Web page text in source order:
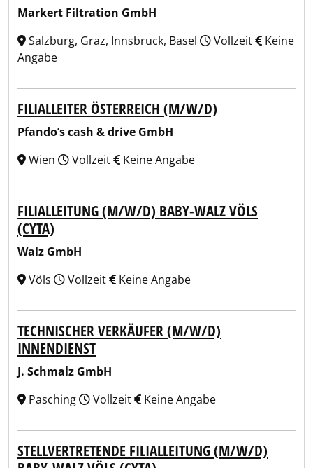
Markert Filtration GmbH
Salzburg, Graz, Innsbruck, Basel
Vollzeit
Keine
Angabe
FILIALLEITER ÖSTERREICH (M/W/D)
Pfando’s cash & drive GmbH
Wien
Vollzeit Keine Angabe
FILIALLEITUNG (M/W/D) BABY-WALZ VÖLS
(CYTA)
Walz GmbH
Völs
Vollzeit Keine Angabe
TECHNISCHER VERKÄUFER (M/W/D)
INNENDIENST
J. Schmalz GmbH
Pasching
Vollzeit Keine Angabe
STELLVERTRETENDE FILIALLEITUNG (M/W/D)